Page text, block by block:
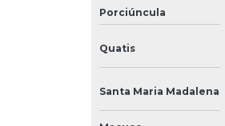
Porciúncula
Quatis
Santa Maria Madalena